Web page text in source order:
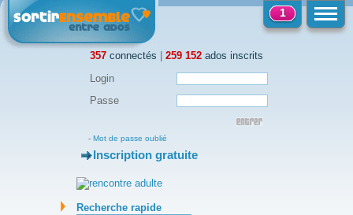
357 connectés | 259 152 ados inscrits
1
Login
Passe
- Mot de passe oublié
-Inscription gratuite
Recherche rapide